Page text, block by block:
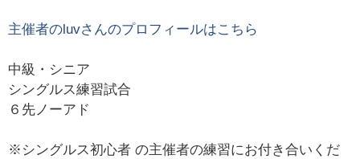
主催者のluvさんのプロフィールはこちら
中級・シニア
シングルス練習試合
６先ノーアド
※シングルス初心者 の主催者の練習にお付き合いくだ